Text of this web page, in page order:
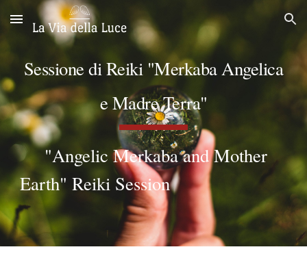
Skip to main content Skip to navigation
Sessione di Reiki "Merkaba Angelica
e Madre Terra"
"Angelic Merkaba and Mother
Earth" Reiki Session